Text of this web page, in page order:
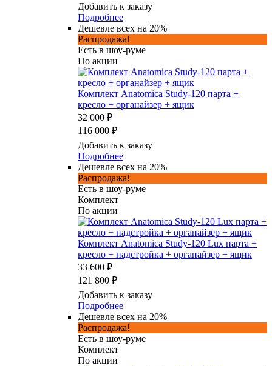
Добавить к заказу
Подробнее
Дешевле всех на 20%
Распродажа!
Есть в шоу-руме
По акции
Комплект Anatomica Study-120 парта +
кресло + органайзер + ящик
32 000 ₽
116 000 ₽
Добавить к заказу
Подробнее
Дешевле всех на 20%
Распродажа!
Есть в шоу-руме
Комплект
По акции
Комплект Anatomica Study-120 Lux парта +
кресло + надстройка + органайзер + ящик
33 600 ₽
121 800 ₽
Добавить к заказу
Подробнее
Дешевле всех на 20%
Распродажа!
Есть в шоу-руме
Комплект
По акции